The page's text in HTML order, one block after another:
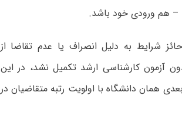
– هم ورودی خود باشد.
شرایط به دلیل انصراف یا عدم تقاضا از
آزمون کارشناسی ارشد تکمیل نشد، در این
همان دانشگاه با اولویت رتبه متقاضیان در